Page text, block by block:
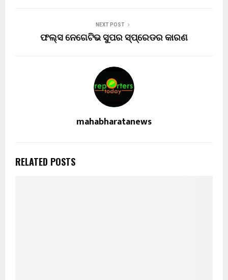
NEXT POST
ଫଲ୍ସ ନେଗେଟିଭ ସୁପର ସ୍ପ୍ରେଡର କାରଣ
mahabharatanews
RELATED POSTS